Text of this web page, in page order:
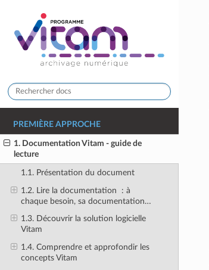
PREMIÈRE APPROCHE
1. Documentation Vitam - guide de
lecture
1.1. Présentation du document
1.2. Lire la documentation : à
chaque besoin, sa documentation…
1.3. Découvrir la solution logicielle
Vitam
1.4. Comprendre et approfondir les
concepts Vitam